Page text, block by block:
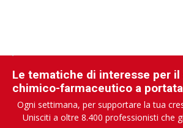
Le tematiche di interesse per
chimico-farmaceutico a
Ogni settimana, per supportare la tua
Unisciti a oltre 8.400 professionisti che